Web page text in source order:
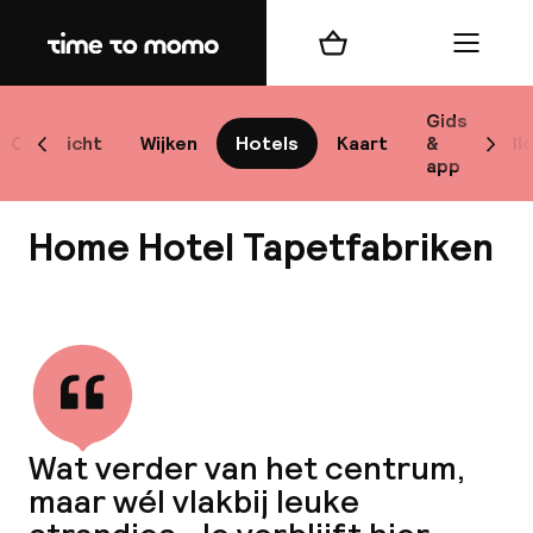
Home
Overzicht Wijken Hotels Kaart
Gids
&
app
Scroll naar links
Winkelmand Menu
Home Hotel Tapetfabriken
Wat verder van het centrum,
maar wél vlakbij leuke